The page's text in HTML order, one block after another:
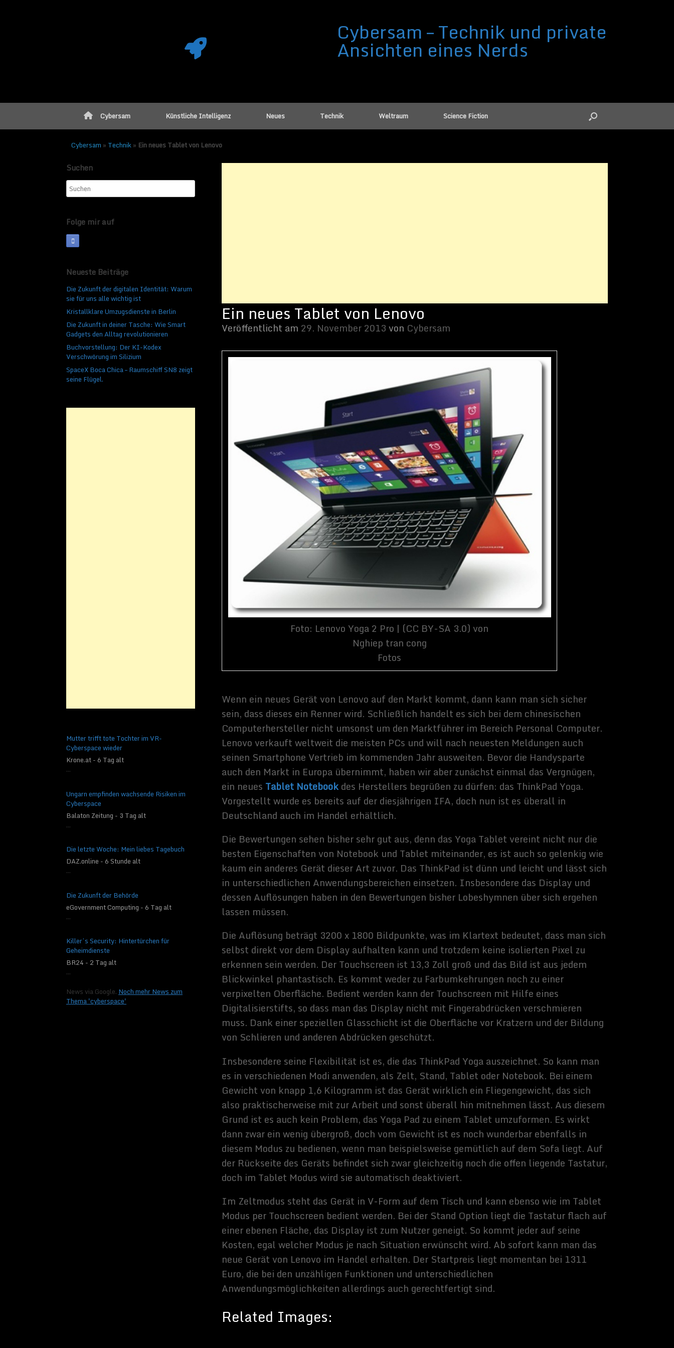
Cybersam – Technik und private
Ansichten eines Nerds
Cybersam Künstliche Intelligenz Neues Technik Weltraum Science Fiction
Cybersam » Technik» Ein neues Tablet von Lenovo
Foto: Lenovo Yoga 2 Pro | (CC BY-SA 3.0) von
Nghiep tran cong
Fotos
Wenn ein neues Gerät von Lenovo auf den Markt kommt, dann kann man sich sicher
sein, dass dieses ein Renner wird. Schließlich handelt es sich bei dem chinesischen
Computerhersteller nicht umsonst um den Marktführer im Bereich Personal Computer.
Lenovo verkauft weltweit die meisten PCs und will nach neuesten Meldungen auch
seinen Smartphone Vertrieb im kommenden Jahr ausweiten. Bevor die Handysparte
auch den Markt in Europa übernimmt, haben wir aber zunächst einmal das Vergnügen,
des Herstellers begrüßen zu dürfen: das ThinkPad Yoga.
Vorgestellt wurde es bereits auf der diesjährigen IFA, doch nun ist es überall in
Deutschland auch im Handel erhältlich.
besten Eigenschaften von Notebook und Tablet miteinander, es ist auch so gelenkig wie
kaum ein anderes Gerät dieser Art zuvor. Das ThinkPad ist dünn und leicht und lässt sich
in unterschiedlichen Anwendungsbereichen einsetzen. Insbesondere das Display und
dessen Auflösungen haben in den Bewertungen bisher Lobeshymnen über sich ergehen
Die Auflösung beträgt 3200 x 1800 Bildpunkte, was im Klartext bedeutet, dass man sich
Blickwinkel phantastisch. Es kommt weder zu Farbumkehrungen noch zu einer
verpixelten Oberfläche. Bedient werden kann der Touchscreen mit Hilfe eines
Digitalisierstifts, so dass man das Display nicht mit Fingerabdrücken verschmieren
muss. Dank einer speziellen Glasschicht ist die Oberfläche vor Kratzern und der Bildung
von Schlieren und anderen Abdrücken geschützt.
Insbesondere seine Flexibilität ist es, die das ThinkPad Yoga auszeichnet. So kann man
es in verschiedenen Modi anwenden, als Zelt, Stand, Tablet oder Notebook. Bei einem
Gewicht von knapp 1,6 Kilogramm ist das Gerät wirklich ein Fliegengewicht, das sich
also praktischerweise mit zur Arbeit und sonst überall hin mitnehmen lässt. Aus diesem
Grund ist es auch kein Problem, das Yoga Pad zu einem Tablet umzuformen. Es wirkt
dann zwar ein wenig übergroß, doch vom Gewicht ist es noch wunderbar ebenfalls in
diesem Modus zu bedienen, wenn man beispielsweise gemütlich auf dem Sofa liegt. Auf
doch im Tablet Modus wird sie automatisch deaktiviert.
Im Zeltmodus steht das Gerät in V-Form auf dem Tisch und kann ebenso wie im Tablet
Modus per Touchscreen bedient werden. Bei der Stand Option liegt die Tastatur flach auf
einer ebenen Fläche, das Display ist zum Nutzer geneigt. So kommt jeder auf seine
Kosten, egal welcher Modus je nach Situation erwünscht wird. Ab sofort kann man das
neue Gerät von Lenovo im Handel erhalten. Der Startpreis liegt momentan bei 1311
Euro, die bei den unzähligen Funktionen und unterschiedlichen
Related Images:
Cybersam
Suchen
Folge mir auf
Neueste Beiträge
Die Zukunft der digitalen Identität: Warum
sie für uns alle wichtig ist
Kristallklare Umzugsdienste in Berlin
Die Zukunft in deiner Tasche: Wie Smart
Gadgets den Alltag revolutionieren
Buchvorstellung: Der KI-Kodex
Verschwörung im Silizium
SpaceX Boca Chica – Raumschiff SN8 zeigt
seine Flügel.
Mutter trifft tote Tochter im VR-
Cyberspace wieder
Krone.at - 6 Tag alt
...
Ungarn empfinden wachsende Risiken im
Cyberspace
Balaton Zeitung - 3 Tag alt
...
Die letzte Woche: Mein liebes Tagebuch
DAZ.online - 6 Stunde alt
...
Die Zukunft der Behörde
eGovernment Computing - 6 Tag alt
...
Killer’s Security: Hintertürchen für
Geheimdienste
BR24 - 2 Tag alt
...
News via Google. Noch mehr News zum
Thema 'cyberspace'